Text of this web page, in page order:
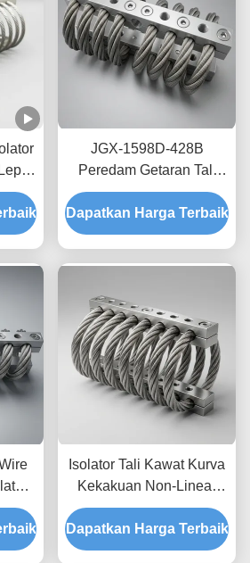
JGX-1598D-428B
Peredam Getaran Tali
Kawat Tanpa Creep,
Gesekan Bebas Oli,
Peredam untuk
Dapatkan Harga Terbaik
Isolator Tali Kawat Kurva
Kekakuan Non-Linear
JGX-2228D-665B
Pemasangan Semua
Logam Ramah
Dapatkan Harga Terbaik